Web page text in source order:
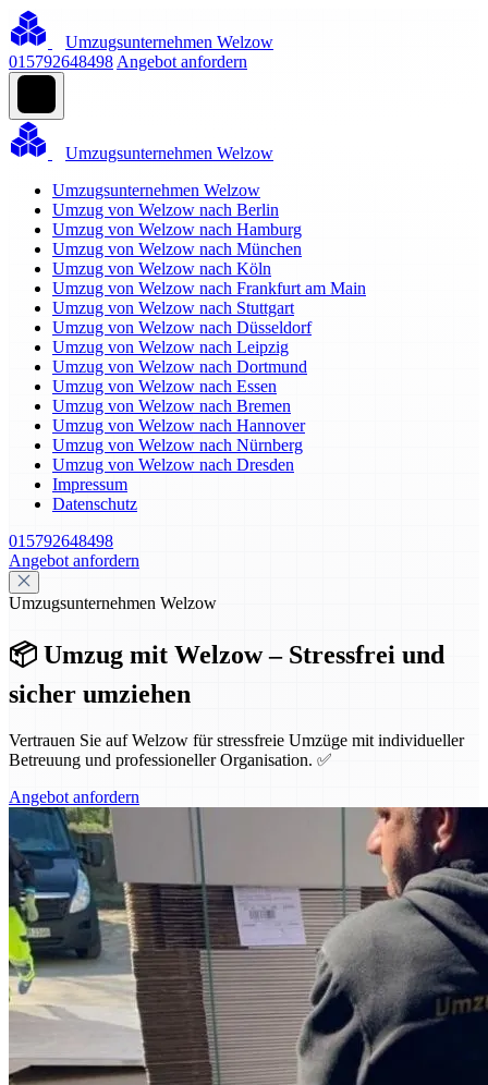
Umzugsunternehmen Welzow
015792648498 Angebot anfordern
Umzugsunternehmen Welzow
Umzugsunternehmen Welzow
Umzug von Welzow nach Berlin
Umzug von Welzow nach Hamburg
Umzug von Welzow nach München
Umzug von Welzow nach Köln
Umzug von Welzow nach Frankfurt am Main
Umzug von Welzow nach Stuttgart
Umzug von Welzow nach Düsseldorf
Umzug von Welzow nach Leipzig
Umzug von Welzow nach Dortmund
Umzug von Welzow nach Essen
Umzug von Welzow nach Bremen
Umzug von Welzow nach Hannover
Umzug von Welzow nach Nürnberg
Umzug von Welzow nach Dresden
Impressum
Datenschutz
015792648498
Angebot anfordern
Umzugsunternehmen Welzow
📦 Umzug mit Welzow – Stressfrei und
sicher umziehen
Vertrauen Sie auf Welzow für stressfreie Umzüge mit individueller
Betreuung und professioneller Organisation. ✅
Angebot anfordern